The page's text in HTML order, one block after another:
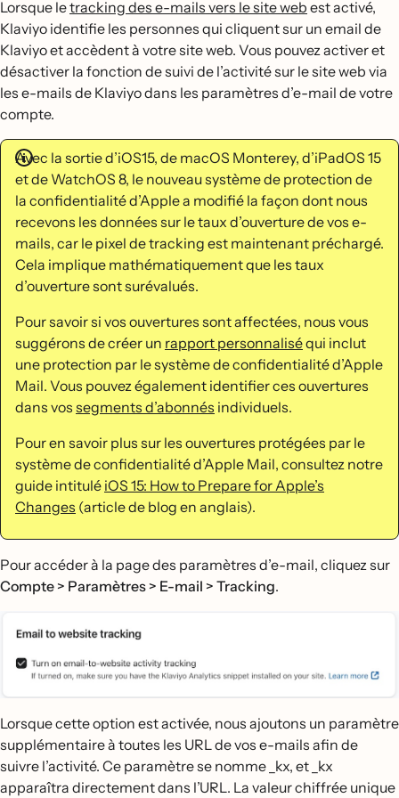
Lorsque letracking des e-mails vers le site web est activé,
Klaviyo identifie les personnes qui cliquent sur un email de
Klaviyo et accèdent à votre site web. Vous pouvez activer et
désactiver la fonction de suivi de l’activité sur le site web via
les e-mails de Klaviyo dans les paramètres d’e-mail de votre
compte.
Avec la sortie d’iOS15, de macOS Monterey, d’iPadOS 15
et de WatchOS 8, le nouveau système de protection de
la confidentialité d’Apple a modifié la façon dont nous
recevons les données sur le taux d’ouverture de vos e-
mails, car le pixel de tracking est maintenant préchargé.
Cela implique mathématiquement que les taux
d’ouverture sont surévalués.
Pour savoir si vos ouvertures sont affectées, nous vous
suggérons de créer un rapport personnaliséqui inclut
une protection par le système de confidentialité d’Apple
Mail. Vous pouvez également identifier ces ouvertures
dans vos segments d’abonnés individuels.
Pour en savoir plus sur les ouvertures protégées par le
système de confidentialité d’Apple Mail, consultez notre
guide intitulé iOS 15: How to Prepare for Apple’s
Changes (article de blog en anglais).
Pour accéder à la page des paramètres d’e-mail, cliquez sur
Compte > Paramètres > E-mail > Tracking.
Lorsque cette option est activée, nous ajoutons un paramètre
supplémentaire à toutes les URL de vos e-mails afin de
suivre l’activité. Ce paramètre se nomme _kx, et _kx
apparaîtra directement dans l’URL. La valeur chiffrée unique